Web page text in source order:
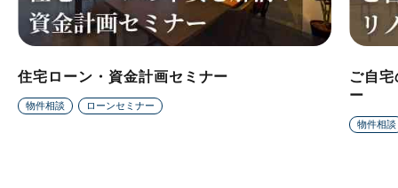
住宅ローン・資金計画セミナー
物件相談 ローンセミナー
ご自
ー
物件相談